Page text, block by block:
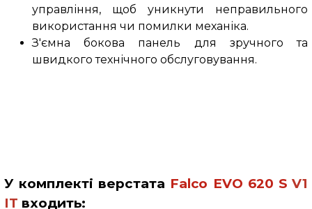
управління, щоб уникнути неправильного
використання чи помилки механіка.
З'ємна бокова панель для зручного та
швидкого технічного обслуговування.
У комплекті верстата Falco EVO 620 SV1
IT входить: